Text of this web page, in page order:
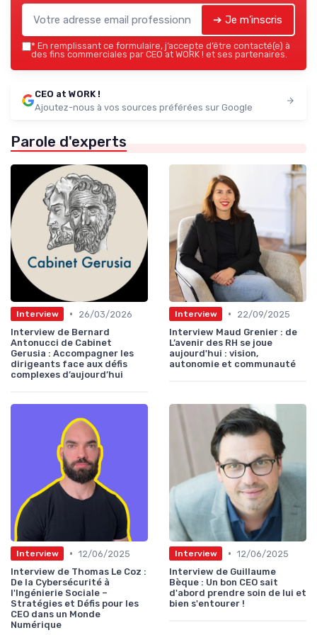
➔ Je m'inscris
* En remplissant ce formulaire, j’accepte d’être contacté(e) à
des fins commerciales par CEO at WORK ! et ses partenaires.
CEO at WORK !
Ajoutez-nous à vos sources préférées sur Google
Parole d'experts
Interview •
26/03/2026
Interview de Bernard
Antonucci de Cabinet
Gerusia : Accompagner les
dirigeants face aux défis
complexes d’aujourd’hui
Interview •
22/09/2025
Interview Maud Grenier : de
L’avenir des RH se joue
aujourd'hui : vision,
autonomie et communauté
Interview • 12/06/2025
Interview de Thomas Le Coz :
De la Cybersécurité à
l'Ingénierie Sociale –
Stratégies et Défis pour les
CEO dans un Monde
Numérique
Interview • 12/06/2025
Interview de Guillaume
Bèque : Un bon CEO sait
d'abord prendre soin de lui et
bien s'entourer !